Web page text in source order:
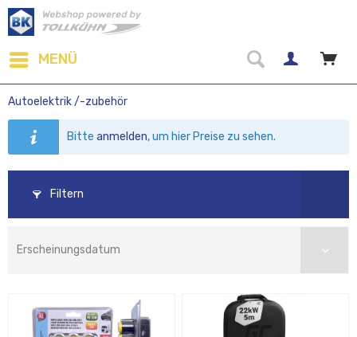
MENÜ
Autoelektrik /-zubehör
Bitteanmelden, um hier Preise zu sehen.
Filtern